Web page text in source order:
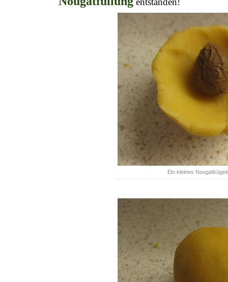
Ein kleines